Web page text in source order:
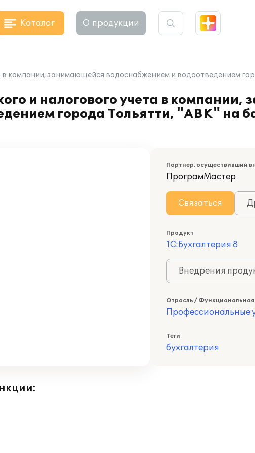
Каталог О продукции
в компании, занимающейся водоснабжением и водоотведением
и налогового учета в
города Тольятти, "АВК" на
Партнер, осуществивший
ПрограмМастер
Связаться
Продукт
1С:Бухгалтерия 8
Внедрения
Отрасль /
Профессиональные
Теги
бухгалтерия